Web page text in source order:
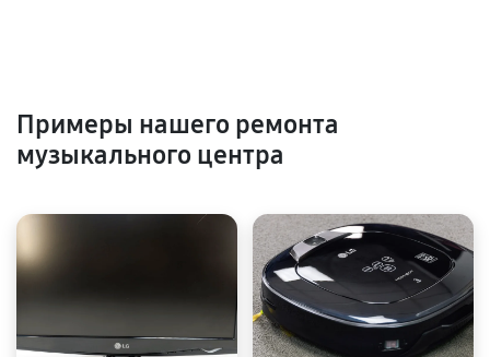
Примеры нашего ремонта
музыкального центра